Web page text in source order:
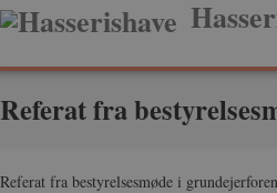
Referat fra
Referat fra bestyrelsesmøde i